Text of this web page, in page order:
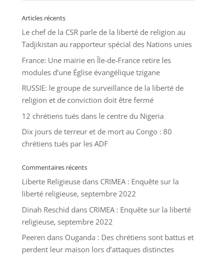
Articles récents
Le chef de la CSR parle de la liberté de religion au
Tadjikistan au rapporteur spécial des Nations unies
France: Une mairie en Île-de-France retire les
modules d’une Église évangélique tzigane
RUSSIE: le groupe de surveillance de la liberté de
religion et de conviction doit être fermé
12 chrétiens tués dans le centre du Nigeria
Dix jours de terreur et de mort au Congo : 80
chrétiens tués par les ADF
Commentaires récents
Liberte Religieusedans CRIMEA : Enquête sur la
liberté religieuse, septembre 2022
Dinah Reschid dans CRIMEA : Enquête sur la liberté
religieuse, septembre 2022
Peeren dans Ouganda : Des chrétiens sont battus et
perdent leur maison lors d’attaques distinctes